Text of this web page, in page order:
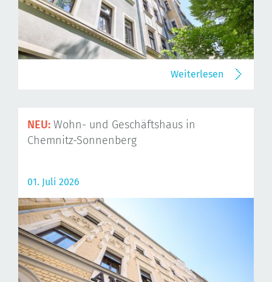
Weiterlesen
NEU: Wohn- und Geschäftshaus in
Chemnitz-Sonnenberg
01. Juli 2026